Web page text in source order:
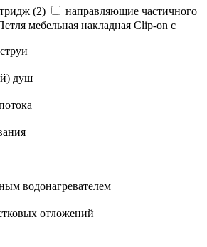
(2)
направляющие частичного
мебельная накладная Clip-on с
душ
водонагревателем
отложений